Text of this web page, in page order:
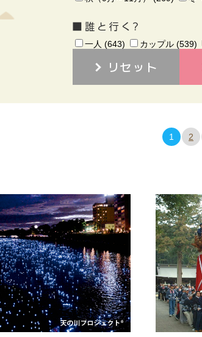
一人 (643) カップル (539)
リセット
1 2